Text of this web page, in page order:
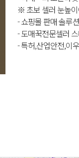
※ 초보 셀러 눈높
- 쇼핑몰 판매 솔루
- 도매꾹전문셀러
- 특허,산업안전,이